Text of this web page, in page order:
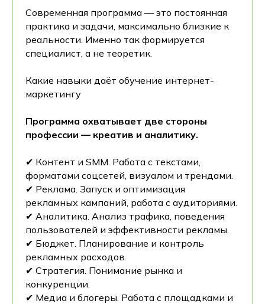
Современная программа — это постоянная
практика и задачи, максимально близкие к
реальности. Именно так формируется
специалист, а не теоретик.
Какие навыки даёт обучение интернет-
маркетингу
Программа охватывает две стороны
профессии — креатив и аналитику.
✔ Контент и SMM. Работа с текстами,
форматами соцсетей, визуалом и трендами.
✔ Реклама. Запуск и оптимизация
рекламных кампаний, работа с аудиториями.
✔ Аналитика. Анализ трафика, поведения
пользователей и эффективности рекламы.
✔ Бюджет. Планирование и контроль
рекламных расходов.
✔ Стратегия. Понимание рынка и
конкуренции.
✔ Медиа и блогеры. Работа с площадками и